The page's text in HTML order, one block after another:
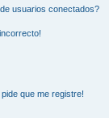
usuarios conectados?
que me registre!